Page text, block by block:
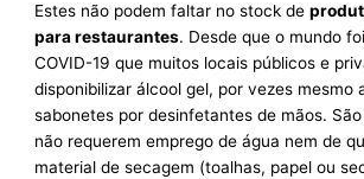
Estes não podem faltar no stock de
para restaurantes. Desde que o mundo
COVID-19 que muitos locais públicos e
disponibilizar álcool gel, por vezes mesmo
sabonetes por desinfetantes de mãos.
não requerem emprego de água nem de
material de secagem (toalhas, papel ou